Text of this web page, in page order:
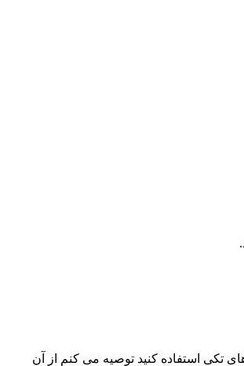
تکی استفاده کنید توصیه می کنم از آن